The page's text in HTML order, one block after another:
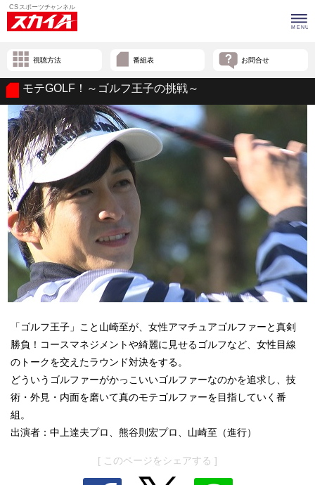
視聴方法 番組表 お問合せ
モテGOLF！～ゴルフ王子の挑戦～
「ゴルフ王子」こと山崎至が、女性アマチュアゴルファーと真剣
勝負！コースマネジメントや綺麗に見せるゴルフなど、女性目線
のトークを交えたラウンド対決をする。
どういうゴルファーがかっこいいゴルファーなのかを追求し、技
術・外見・内面を磨いて真のモテゴルファーを目指していく番
組。
出演者：中上達夫プロ、熊谷則宏プロ、山崎至（進行）
[ このページをシェアする ]